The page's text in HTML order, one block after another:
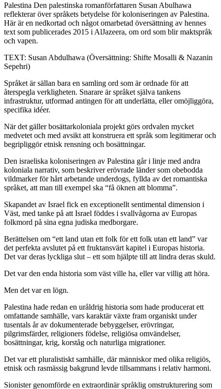
Palestina Den palestinska romanförfattaren Susan Abulhawa
reflekterar över språkets betydelse för koloniseringen av Palestina.
Här är en nedkortad och något omarbetad översättning av hennes
text som publicerades 2015 i AlJazeera, om ord som blir maktspråk
och vapen.
TEXT: Susan Abdulhawa (Översättning: Shifte Mosalli & Nazanin
Sepehri)
Språket är sällan bara en samling ord som är ordnade för att
återspegla verkligheten. Snarare är språket själva tankens
infrastruktur, utformad antingen för att underlätta, eller omöjliggöra,
specifika idéer.
När det gäller bosättarkoloniala projekt görs ordvalen mycket
medvetet och med avsikt att konstruera ett språk som legitimerar och
begripliggör etnisk rensning och bosättningar.
Den israeliska koloniseringen av Palestina går i linje med andra
koloniala narrativ, som beskriver erövrade länder som obebodda
vildmarker för hårt arbetande underdogs, fyllda av det romantiska
språket, att man till exempel ska “få öknen att blomma”.
Skapandet av Israel fick en exceptionellt sentimental dimension i
Väst, med tanke på att Israel föddes i svallvågorna av Europas
folkmord på sina egna judiska medborgare.
Berättelsen om “ett land utan ett folk för ett folk utan ett land” var
det perfekta avslutet på ett fruktansvärt kapitel i Europas historia.
Det var deras lyckliga slut – ett som hjälpte till att lindra deras skuld.
Det var den enda historia som väst ville ha, eller var villig att höra.
Men det var en lögn.
Palestina hade redan en uråldrig historia som hade producerat ett
omfattande samhälle, vars karaktär växte fram organiskt under
tusentals år av dokumenterade bebyggelser, erövringar,
pilgrimsfärder, religioners födelse, religiösa omvändelser,
bosättningar, krig, korståg och naturliga migrationer.
Det var ett pluralistiskt samhälle, där människor med olika religiös,
etnisk och rasmässig bakgrund levde tillsammans i relativ harmoni.
Sionister genomförde en extraordinär språklig omstrukturering som